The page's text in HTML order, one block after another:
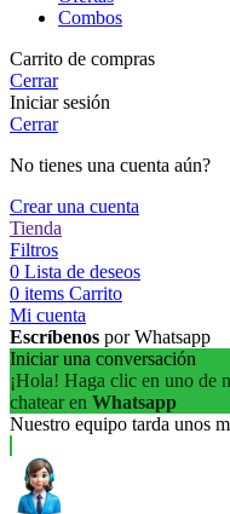
Combos
Carrito de compras
Cerrar
Iniciar sesión
Cerrar
No tienes una cuenta aún?
Crear una cuenta
Tienda
Filtros
0 Lista de deseos
0 items Carrito
Mi cuenta
Escríbenos por Whatsapp
Iniciar una conversación
¡Hola! Haga clic en uno de
chatear en Whatsapp
Nuestro equipo tarda unos